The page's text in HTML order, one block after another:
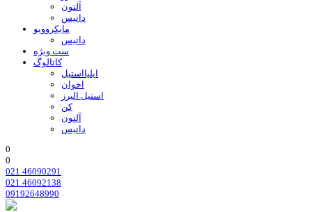
آلتون
داتیس
مایکروویو
داتیس
ست ویژه
کاتالوگ
ایلیااستیل
اخوان
استیل البرز
کن
آلتون
داتیس
0
0
021 46090291
021 46092138
09192648990